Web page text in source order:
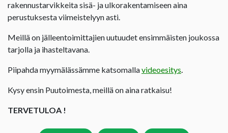
rakennustarvikkeita sisä- ja ulkorakentamiseen aina
perustuksesta viimeistelyyn asti.
Meillä on jälleentoimittajien uutuudet ensimmäisten joukossa
tarjolla ja ihasteltavana.
Piipahda myymälässämme katsomallavideoesitys
Kysy ensin Puutoimesta, meillä on aina ratkaisu!
TERVETULOA !